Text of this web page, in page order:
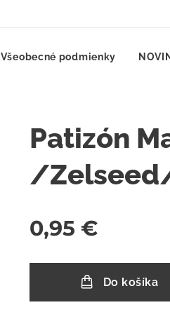
Všeobecné podmienky
Patizón
/
0,95 €
Do košíka